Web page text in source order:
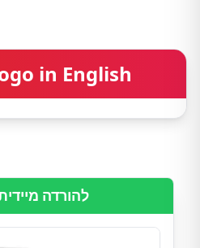
in English
להורדה